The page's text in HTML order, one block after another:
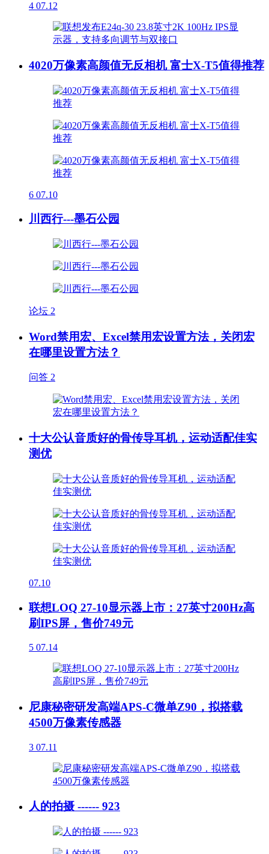
4 07.12
4020万像素高颜值无反相机 富士X-T5值得推荐
6 07.10
川西行---墨石公园
论坛 2
Word禁用宏、Excel禁用宏设置方法，关闭宏
在哪里设置方法？
问答 2
十大公认音质好的骨传导耳机，运动适配佳实
测优
07.10
联想LOQ 27-10显示器上市：27英寸200Hz高
刷IPS屏，售价749元
5 07.14
尼康秘密研发高端APS-C微单Z90，拟搭载
4500万像素传感器
3 07.11
人的拍摄 ------ 923